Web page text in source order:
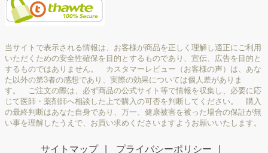
当サイトで表示される情報は、お客様が商品を正しく理解し適正にご利用
いただくための安全性確保を目的とするものであり、宣伝、広告を目的と
するものではありません。 カスタマーレビュー（お客様の声）は、あな
た以外の第3者の感想であり、実際の効果については個人差がありま
す。 ご注文の際は、必ず商品の公式サイト等で情報を収集し、必要に応
じて医師・薬剤師へ相談した上で購入の可否を判断してください。 購入
の最終判断はあなた自身であり、万一、健康被害を被った場合の保証が無
い事を理解したうえで、お買い求めくださいますようお願いいたします。
サイトマップ プライバシーポリシー